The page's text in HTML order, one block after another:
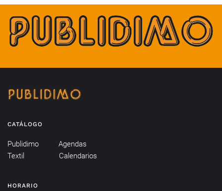
CATÁLOGO
Publidimo
Agendas
Textil
Calendarios
HORARIO